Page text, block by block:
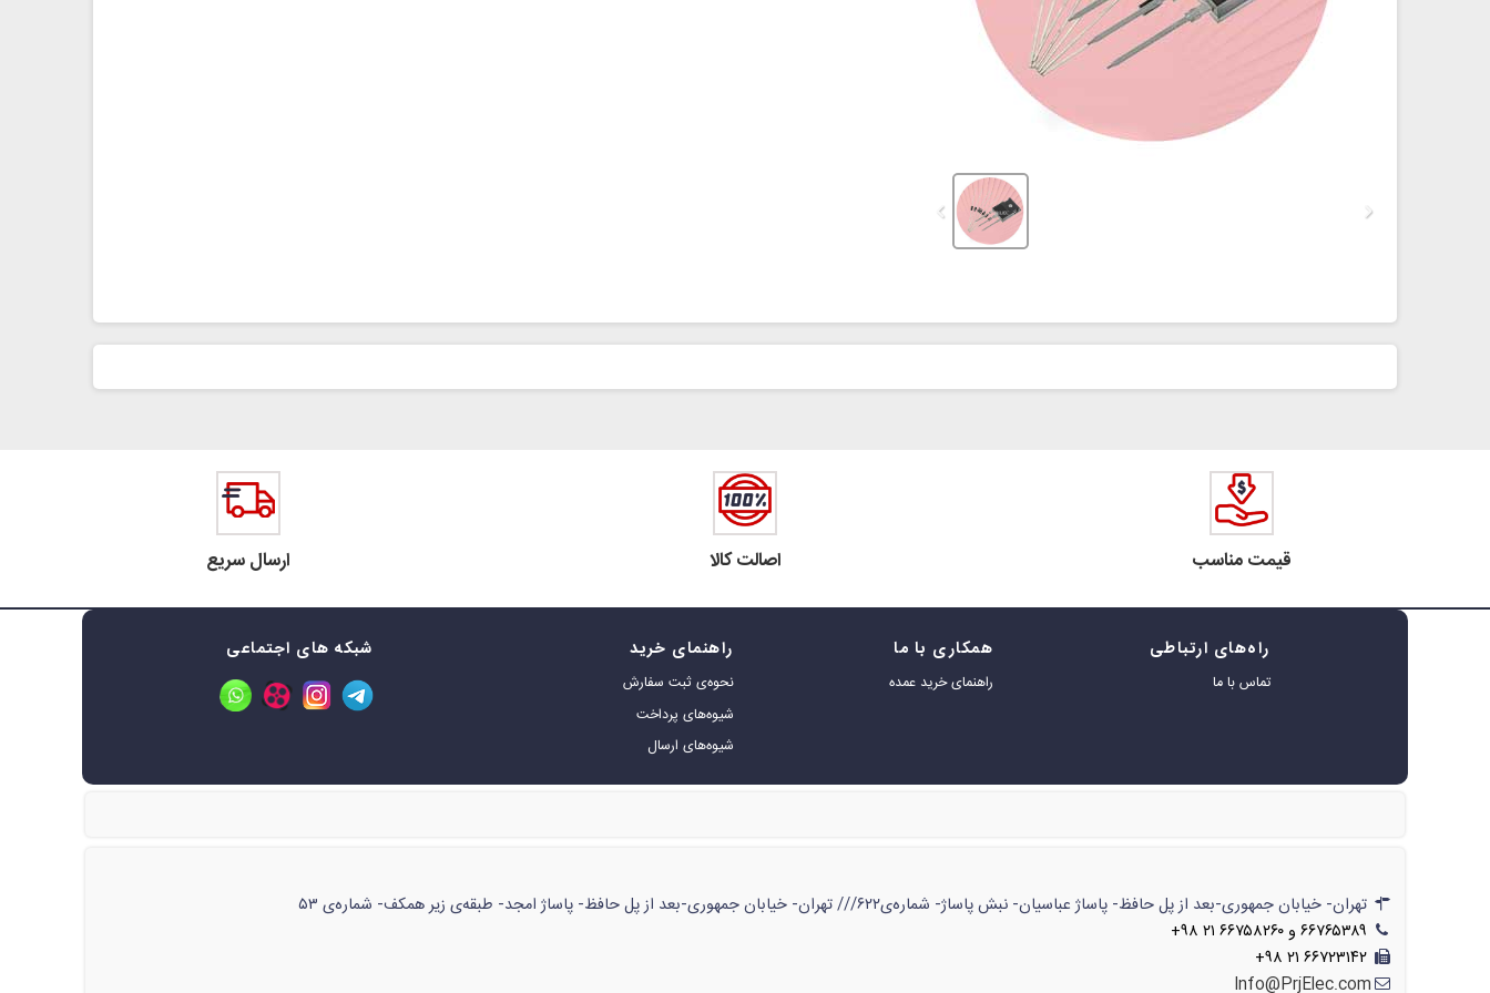
قیمت مناسب اصالت کالا ارسال سریع
راه‌های ارتباطی
تماس با ما
همکاری با ما
راهنمای خرید عمده
راهنمای خرید
نحوه‌ی ثبت سفارش
شیوه‌های پرداخت
شیوه‌های ارسال
شبکه های اجتماعی
تهران- خیابان جمهوری-بعد از پل حافظ- پاساژ عباسیان- نبش پاساژ- شماره‌ی۶۲۲/// تهران- خیابان جمهوری-بعد از پل حافظ- پاساژ امجد- طبقه‌ی زیر همکف- شماره‌ی ۵۳
۶۶۷۶۵۳۸۹ و ۶۶۷۵۸۲۶۰ ۲۱ ۹۸+
۶۶۷۲۳۱۴۲ ۲۱ ۹۸+
Info@PrjElec.com